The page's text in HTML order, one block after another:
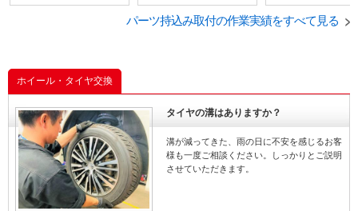
マツダ
磨き
鈑金
塗装
コーティング
ので他店でお断りされた
場合でも 当店でもしかし
す。
ますので 夏タイヤ・
イヤの交換や組み替
土日営業
点検
車検
整備
パーツ持込み取付の作業実績をすべて見る
ホイール・タイヤ交換
タイヤの溝はありますか？
溝が減ってきた、雨の日に不安を感じるお客
様も一度ご相談ください。しっかりとご説明
させていただきます。